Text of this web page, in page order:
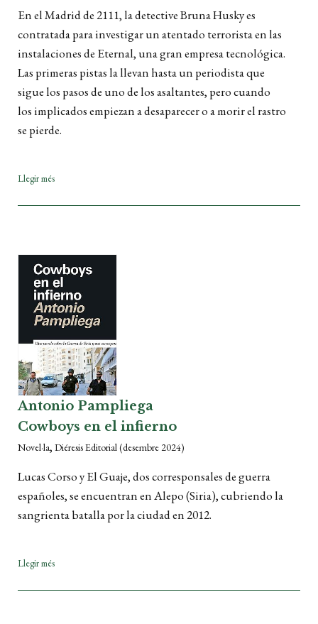
En el Madrid de 2111, la detective Bruna Husky es
contratada para investigar un atentado terrorista en las
instalaciones de Eternal, una gran empresa tecnológica.
Las primeras pistas la llevan hasta un periodista que
sigue los pasos de uno de los asaltantes, pero cuando
los implicados empiezan a desaparecer o a morir el rastro
se pierde.
Llegir més
Antonio Pampliega
Cowboys en el infierno
Novel·la, Diéresis Editorial(desembre 2024)
Lucas Corso y El Guaje, dos corresponsales de guerra
españoles, se encuentran en Alepo (Siria), cubriendo la
sangrienta batalla por la ciudad en 2012.
Llegir més